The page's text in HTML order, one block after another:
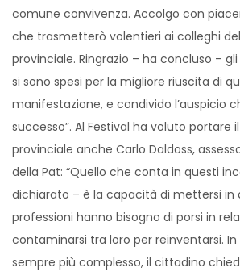
comune convivenza. Accolgo con
che trasmetterò volentieri ai colleghi
provinciale. Ringrazio – ha concluso –
si sono spesi per la migliore riuscita di
manifestazione, e condivido l’auspicio
successo”. Al Festival ha voluto portare
provinciale anche Carlo Daldoss,
della Pat: “Quello che conta in questi
dichiarato – è la capacità di mettersi in
professioni hanno bisogno di porsi in
contaminarsi tra loro per reinventarsi.
sempre più complesso, il cittadino